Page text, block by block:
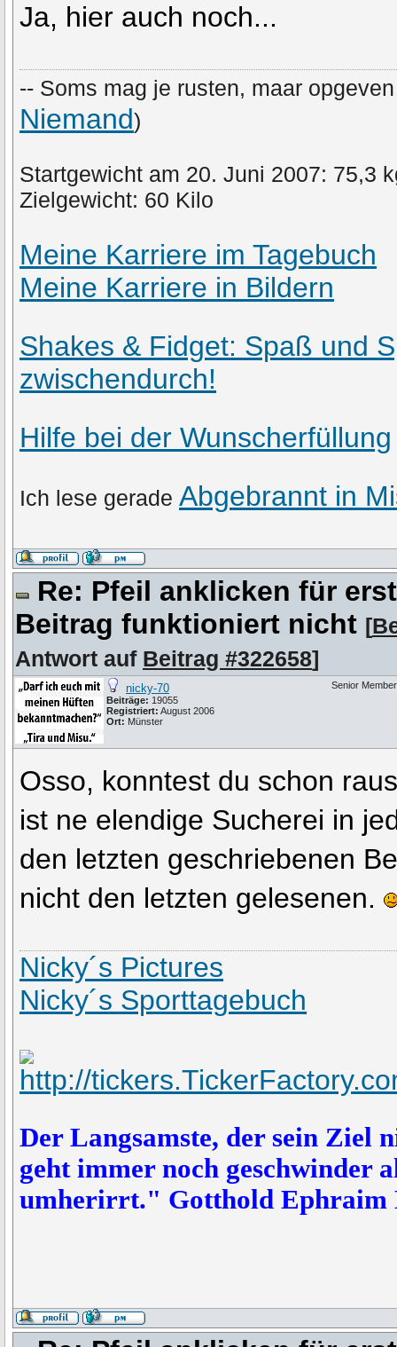
Ja, hier auch noch...
-- Soms mag je rusten, maar
Niemand)
Startgewicht am 20. Juni 2007: 75,3
Zielgewicht: 60 Kilo
Meine Karriere im Tagebuch
Meine Karriere in Bildern
Shakes & Fidget: Spaß und
zwischendurch!
Hilfe bei der Wunscherfüllung
Ich lese geradeAbgebrannt in
Re: Pfeil anklicken für
Beitrag funktioniert nicht [
Antwort auf Beitrag #322658]
nicky-70
Beiträge: 19055
Registriert: August 2006
Ort: Münster
Senior Member
Osso, konntest du schon
ist ne elendige Sucherei in
den letzten geschriebenen
nicht den letzten gelesenen.
Nicky´s Pictures
Nicky´s Sporttagebuch
Der Langsamste, der sein Ziel
geht immer noch geschwinder
umherirrt." Gotthold Ephraim